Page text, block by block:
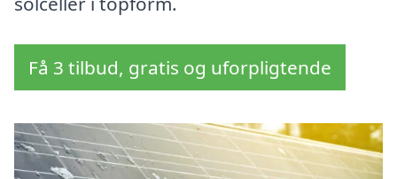
Få 3 tilbud, gratis og uforpligtende